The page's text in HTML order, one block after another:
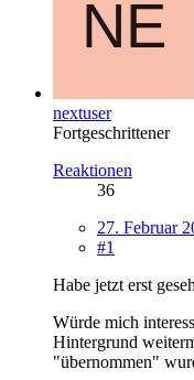
nextuser
Fortgeschrittener
Reaktionen
36
27. Februar
#1
Habe jetzt erst
Würde mich
Hintergrund
"übernommen"